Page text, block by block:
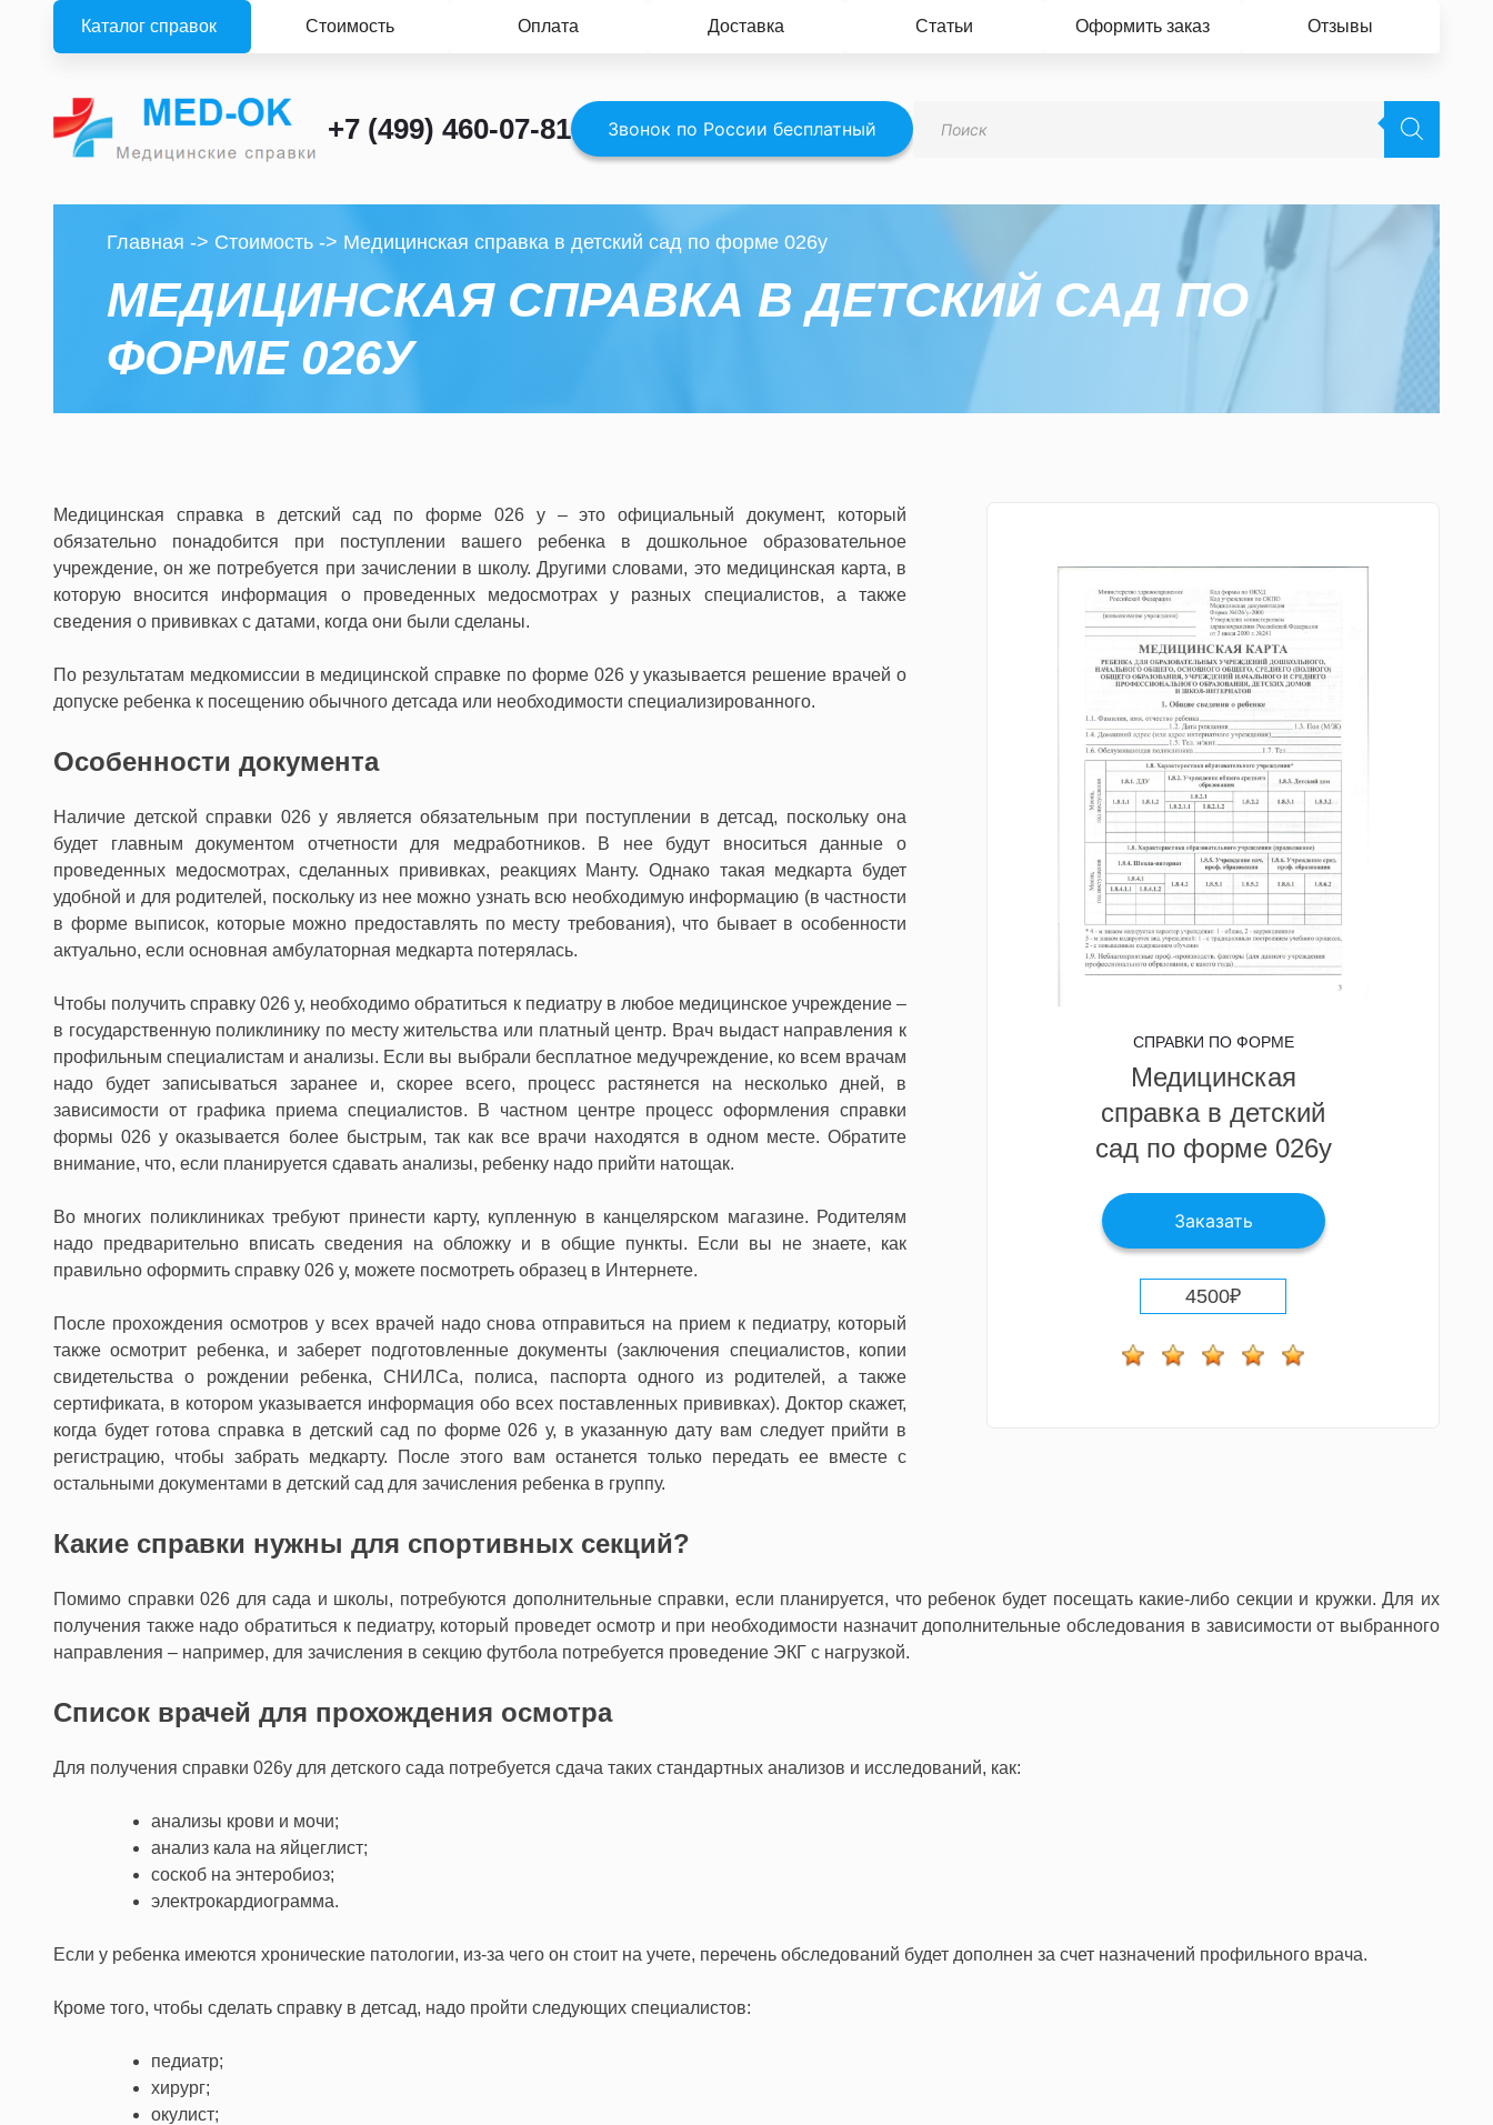
Каталог справок Стоимость Оплата Доставка Статьи Оформить заказ Отзывы
+7 (499) 460-07-81 Звонок по России бесплатный
товаров
Главная -> Стоимость -> Медицинская справка в детский сад по форме 026у
МЕДИЦИНСКАЯ СПРАВКА В ДЕТСКИЙ САД ПО
ФОРМЕ 026У
СПРАВКИ ПО ФОРМЕ
Медицинская
справка в детский
сад по форме 026у
Заказать
4500₽
Медицинская справка в детский сад по форме 026 у – это официальный документ, который
обязательно понадобится при поступлении вашего ребенка в дошкольное образовательное
учреждение, он же потребуется при зачислении в школу. Другими словами, это медицинская карта, в
которую вносится информация о проведенных медосмотрах у разных специалистов, а также
сведения о прививках с датами, когда они были сделаны.
По результатам медкомиссии в медицинской справке по форме 026 у указывается решение врачей о
допуске ребенка к посещению обычного детсада или необходимости специализированного.
Особенности документа
Наличие детской справки 026 у является обязательным при поступлении в детсад, поскольку она
будет главным документом отчетности для медработников. В нее будут вноситься данные о
проведенных медосмотрах, сделанных прививках, реакциях Манту. Однако такая медкарта будет
удобной и для родителей, поскольку из нее можно узнать всю необходимую информацию (в частности
в форме выписок, которые можно предоставлять по месту требования), что бывает в особенности
актуально, если основная амбулаторная медкарта потерялась.
Чтобы получить справку 026 у, необходимо обратиться к педиатру в любое медицинское учреждение –
в государственную поликлинику по месту жительства или платный центр. Врач выдаст направления к
профильным специалистам и анализы. Если вы выбрали бесплатное медучреждение, ко всем врачам
надо будет записываться заранее и, скорее всего, процесс растянется на несколько дней, в
зависимости от графика приема специалистов. В частном центре процесс оформления справки
формы 026 у оказывается более быстрым, так как все врачи находятся в одном месте. Обратите
внимание, что, если планируется сдавать анализы, ребенку надо прийти натощак.
Во многих поликлиниках требуют принести карту, купленную в канцелярском магазине. Родителям
надо предварительно вписать сведения на обложку и в общие пункты. Если вы не знаете, как
правильно оформить справку 026 у, можете посмотреть образец в Интернете.
После прохождения осмотров у всех врачей надо снова отправиться на прием к педиатру, который
также осмотрит ребенка, и заберет подготовленные документы (заключения специалистов, копии
свидетельства о рождении ребенка, СНИЛСа, полиса, паспорта одного из родителей, а также
сертификата, в котором указывается информация обо всех поставленных прививках). Доктор скажет,
когда будет готова справка в детский сад по форме 026 у, в указанную дату вам следует прийти в
регистрацию, чтобы забрать медкарту. После этого вам останется только передать ее вместе с
остальными документами в детский сад для зачисления ребенка в группу.
Какие справки нужны для спортивных секций?
Помимо справки 026 для сада и школы, потребуются дополнительные справки, если планируется, что ребенок будет посещать какие-либо секции и кружки. Для их
получения также надо обратиться к педиатру, который проведет осмотр и при необходимости назначит дополнительные обследования в зависимости от выбранного
направления – например, для зачисления в секцию футбола потребуется проведение ЭКГ с нагрузкой.
Список врачей для прохождения осмотра
Для получения справки 026у для детского сада потребуется сдача таких стандартных анализов и исследований, как:
анализы крови и мочи;
анализ кала на яйцеглист;
соскоб на энтеробиоз;
электрокардиограмма.
Если у ребенка имеются хронические патологии, из-за чего он стоит на учете, перечень обследований будет дополнен за счет назначений профильного врача.
Кроме того, чтобы сделать справку в детсад, надо пройти следующих специалистов:
педиатр;
хирург;
окулист;